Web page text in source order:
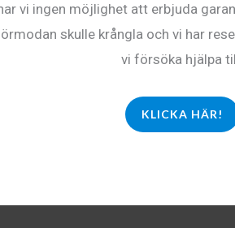
vi ingen möjlighet att erbjuda
skulle krångla och vi har
vi försöka hjälpa
KLICKA HÄR!
–
PH944240-D,
Muggkartong 11oz
vit, 36st/fp
104kr
LÄGG TILL I